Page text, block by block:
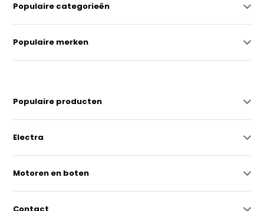
Populaire categorieën
Populaire merken
Populaire producten
Electra
Motoren en boten